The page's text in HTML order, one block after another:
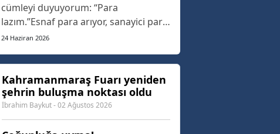
cümleyi duyuyorum: “Para
lazım.”Esnaf para arıyor, sanayici para
arıyor, çiftçi para arıyor, memur ay
geçinmenin hesabını yapıyor. İş
insanları yatırım yapmak istiyor ama
finansmana ulaşmakta zorlanıyor.
Vatandaş ev almak, araba a...
24 Haziran 2026
Kahramanmaraş Fuarı yeniden
şehrin buluşma noktası oldu
İbrahim Baykut - 02 Ağustos 2026